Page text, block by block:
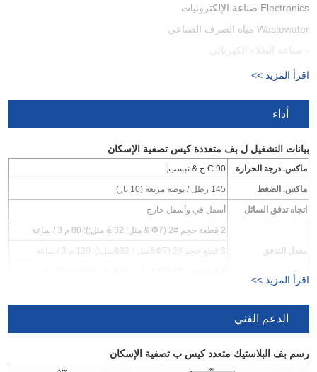
Electronics صناعة الإلكترونيات
Wastewater مياه الصرف الصناعي
- صناعة الطلاء الكهربائي
Industry صناعة الأدوية
اقرأ المزيد >>
أداء
بيانات التشغيل ل بف متعددة كيس تصفية الإسكان
ماكس. درجة الحرارة 90 C ج & نبسب;
ماكس. الضغط 145 رطل / بوصة مربعة (10 بار)
اتجاه تدفق السائل أسفل في وأسفل خارج
معدل التدفق
2 قطعة حجم #2 (Φ7 & مثل; 32 & مثل;): 80 م 3 / ساعة
3 قطع حجم #2 (Φ7&مثل ؛ 32&مثل؛): 120 م 3 / ساعة
اقرأ المزيد >>
الدعم الفني
رسم بف البلاستيك متعدد كيس ب تصفية الإسكان